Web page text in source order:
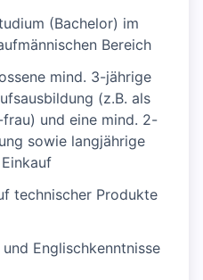
(Bachelor) im
Bereich
mind. 3-jährige
(z.B. als
und eine mind. 2-
sowie langjährige
technischer Produkte
Englischkenntnisse